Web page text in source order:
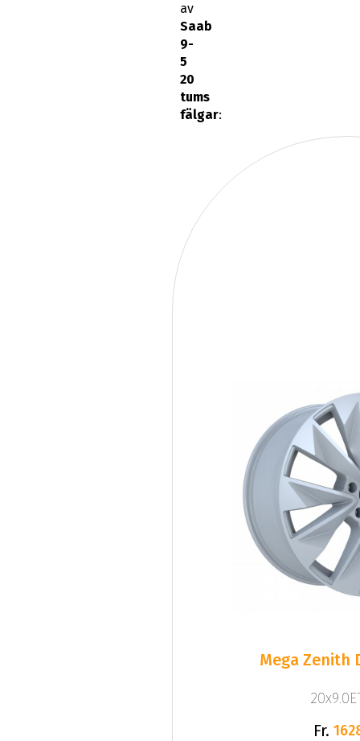
av
Saab
9-
5
20
tums
fälgar:
Mega Zenith
Fr.